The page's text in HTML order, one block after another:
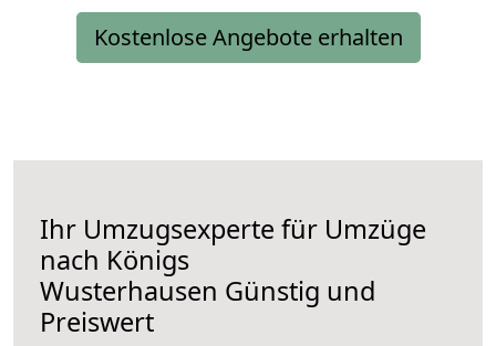
Kostenlose Angebote erhalten
Ihr Umzugsexperte für Umzüge
nach Königs
Wusterhausen Günstig und
Preiswert